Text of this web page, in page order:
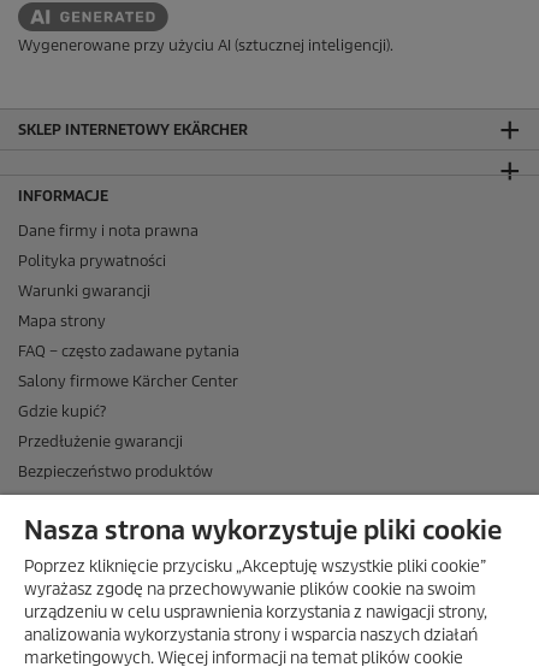
Wygenerowane przy użyciu AI (sztucznej inteligencji).
SKLEP INTERNETOWY EKÄRCHER
INFORMACJE
Dane firmy i nota prawna
Polityka prywatności
Warunki gwarancji
Mapa strony
FAQ – często zadawane pytania
Salony firmowe Kärcher Center
Gdzie kupić?
Przedłużenie gwarancji
Bezpieczeństwo produktów
Newsletter Kärcher
ADRES
BIURO OBSŁUGI KLIENTA
OPINIE O EKÄRCHER
DOSTAWA W EKÄRCHER
Nasza strona wykorzystuje pliki cookie
Poprzez kliknięcie przycisku „Akceptuję wszystkie pliki cookie”
wyrażasz zgodę na przechowywanie plików cookie na swoim
urządzeniu w celu usprawnienia korzystania z nawigacji strony,
analizowania wykorzystania strony i wsparcia naszych działań
marketingowych. Więcej informacji na temat plików cookie